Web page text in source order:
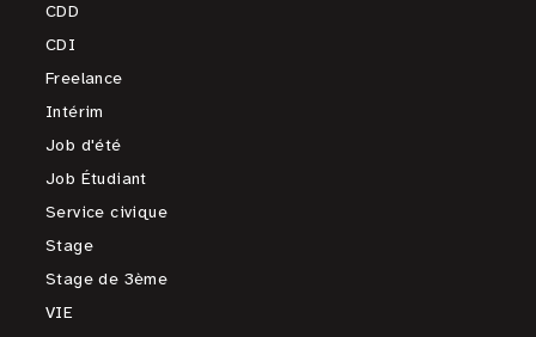
CDD
CDI
Freelance
Intérim
Job d'été
Job Étudiant
Service civique
Stage
Stage de 3ème
VIE